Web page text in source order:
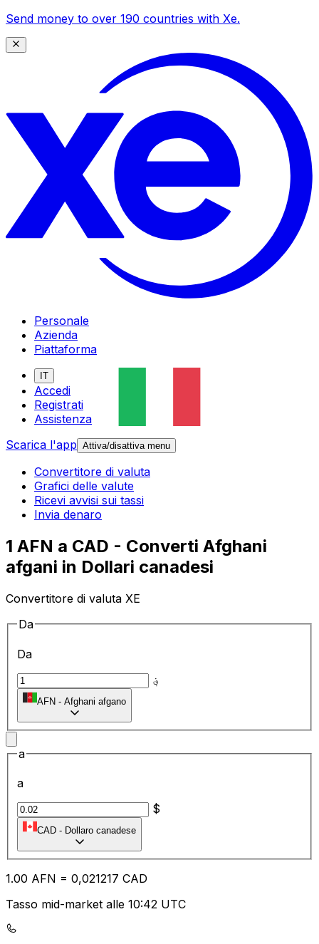
Send money to over 190 countries with Xe.
Personale
Azienda
Piattaforma
IT
Accedi
Registrati
Assistenza
Scarica l'app Attiva/disattiva menu
Convertitore di valuta
Grafici delle valute
Ricevi avvisi sui tassi
Invia denaro
1 AFN a CAD - Converti Afghani
afgani in Dollari canadesi
Convertitore di valuta XE
Da
Da
؋
AFN - Afghani afgano
a
a
$
CAD - Dollaro canadese
1.00 AFN = 0,021217 CAD
Tasso mid-market alle 10:42 UTC